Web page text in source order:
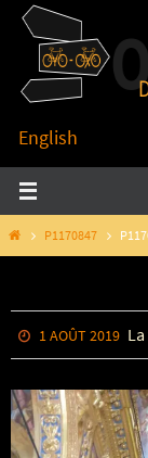
Passer
contenu
English
HOMEP1170847
1 AOÛT 2019